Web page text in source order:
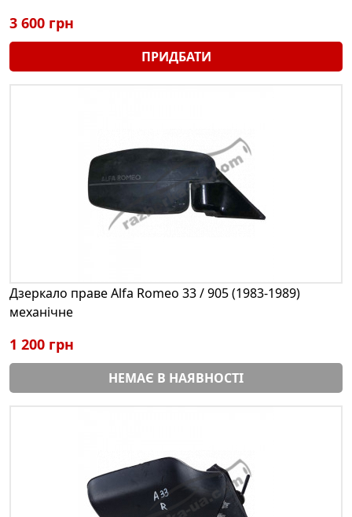
3 600 грн
ПРИДБАТИ
Дзеркало праве Alfa Romeo 33 / 905 (1983-1989)
механічне
1 200 грн
НЕМАЄ В НАЯВНОСТІ